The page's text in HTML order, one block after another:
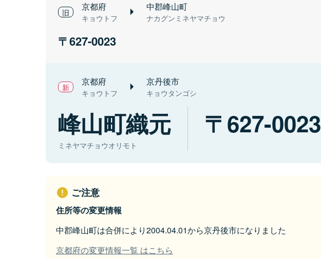
京都府
キョウトフ
中郡峰山町
ナカグンミネヤマチョウ
627-0023
京都府
キョウトフ
京丹後市
キョウタンゴシ
峰山町織元
ミネヤマチョウオリモト
627-0023
ご注意
住所等の変更情報
中郡峰山町は合併により2004.04.01から京丹後市になりました
京都府の変更情報一覧 はこちら